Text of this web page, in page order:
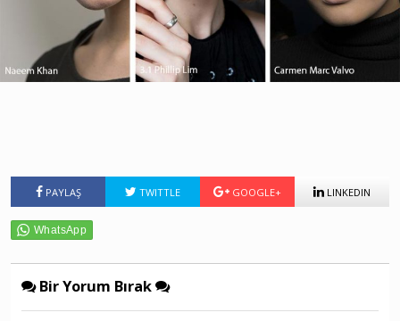
PAYLAŞ TWITTLE GOOGLE+ LINKEDIN
Bir Yorum Bırak